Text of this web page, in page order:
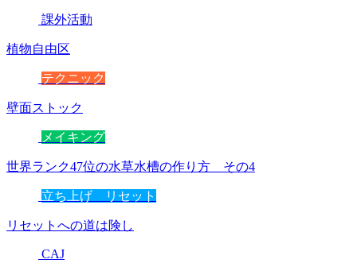
課外活動
植物自由区
テクニック
壁面ストック
メイキング
世界ランク47位の水草水槽の作り方 その4
立ち上げ リセット
リセットへの道は険し
CAJ